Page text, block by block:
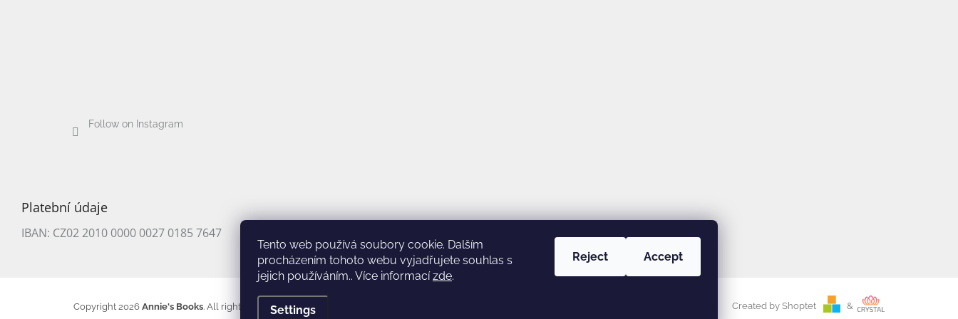
Tento web používá soubory cookie. Dalším
procházením tohoto webu vyjadřujete souhlas s
jejich používáním.. Více informacízde.
Settings
Reject Accept
Follow on Instagram
Platební údaje
IBAN: CZ02 2010 0000 0027 0185 7647
Created by Shoptet &
Copyright 2026 Annie's Books. All rights reserved.Edit cookie settings